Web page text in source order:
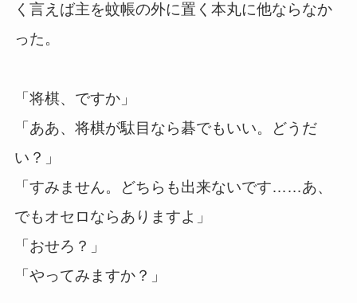
く言えば主を蚊帳の外に置く本丸に他ならなか
った。
「将棋、ですか」
「ああ、将棋が駄目なら碁でもいい。どうだ
い？」
「すみません。どちらも出来ないです……あ、
でもオセロならありますよ」
「おせろ？」
「やってみますか？」